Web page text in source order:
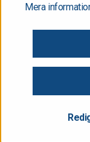
Mera
Moody’s
Finlands
Moody’s
fredagen.